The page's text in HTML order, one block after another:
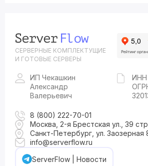
СЕРВЕРНЫЕ КОМПЛЕКТУЩИЕ
И ГОТОВЫЕ СЕРВЕРЫ
ИП Чекашкин
Александр
Валерьевич
ИНН
8 (800) 222-70-01
Москва, 2-я Брестская ул., 39
Санкт-Петербург, ул. Заозерная
info@serverflow.ru
ServerFlow | Новости